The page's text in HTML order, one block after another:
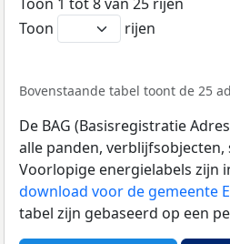
Toon
rijen
Bovenstaande tabel toont de 25
De BAG (Basisregistratie
alle panden,
Voorlopige energielabels zijn
download voor de gemeente
tabel zijn gebaseerd op een